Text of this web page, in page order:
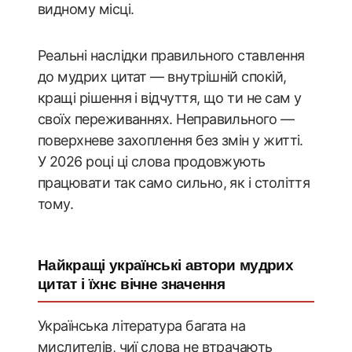
видному місці.
Реальні наслідки правильного ставлення
до мудрих цитат — внутрішній спокій,
кращі рішення і відчуття, що ти не сам у
своїх переживаннях. Неправильного —
поверхневе захоплення без змін у житті.
У 2026 році ці слова продовжують
працювати так само сильно, як і століття
тому.
Найкращі українські автори мудрих
цитат і їхнє вічне значення
Українська література багата на
мислителів, чиї слова не втрачають